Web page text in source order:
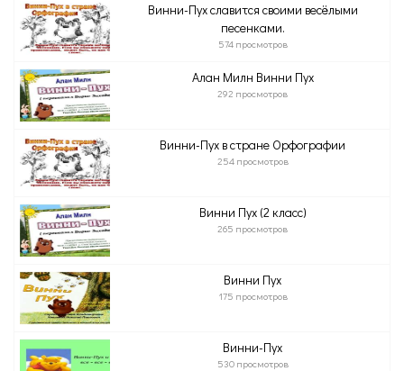
Винни-Пух славится своими весёлыми
песенками.
574 просмотров
Алан Милн Винни Пух
292 просмотров
Винни-Пух в стране Орфографии
254 просмотров
Винни Пух (2 класс)
265 просмотров
Винни Пух
175 просмотров
Винни-Пух
530 просмотров